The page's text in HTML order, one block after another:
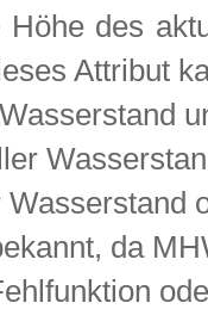
des
Attribut
Wasserstand
da